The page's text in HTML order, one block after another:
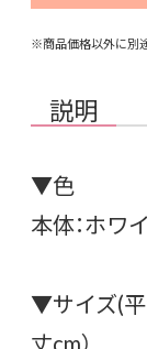
※商品価格以外に別
説明
▼色
本体：ホワ
▼サイズ(平